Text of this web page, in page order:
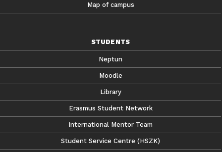
Map of campus
STUDENTS
Neptun
Moodle
Library
Erasmus Student Network
International Mentor Team
Student Service Centre (HSZK)